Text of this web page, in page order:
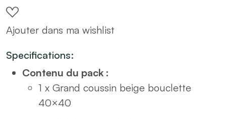
bouclette
40x40
Ajouter dans ma wishlist
Specifications:
Contenu du pack :
1 x Grand coussin beige bouclette
40×40